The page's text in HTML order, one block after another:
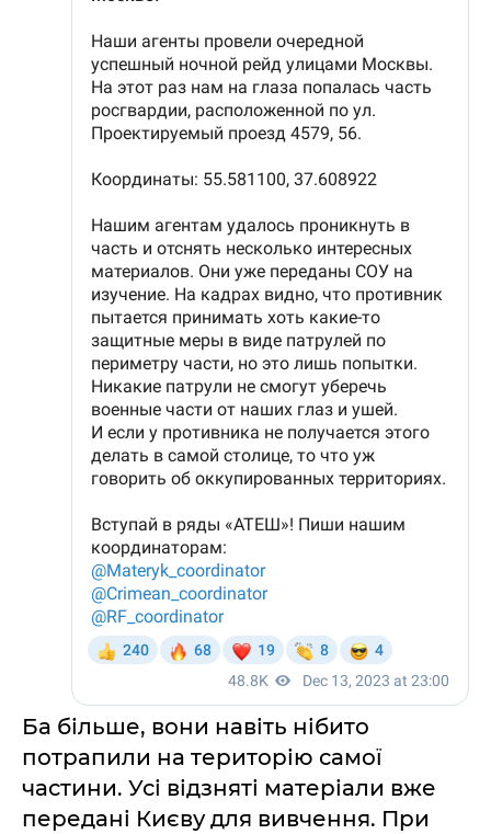
Ба більше, вони навіть нібито
потрапили на територію самої
частини. Усі відзняті матеріали вже
передані Києву для вивчення. При